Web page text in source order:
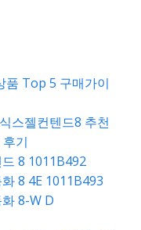
품 Top 5 구매가이
스젤컨텐드8 추천
기
8 1011B492
8 4E 1011B493
8-W D